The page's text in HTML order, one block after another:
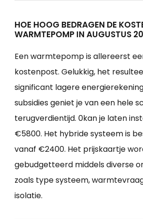
HOE HOOG BEDRAGEN DE
WARMTEPOMP IN AUGUSTUS
Een warmtepomp is allereerst
kostenpost. Gelukkig, het
significant lagere
subsidies geniet je van een hele
terugverdientijd. 0kan je laten
€5800. Het hybride systeem is
vanaf €2400. Het prijskaartje
gebudgetteerd middels diverse
zoals type systeem,
isolatie.